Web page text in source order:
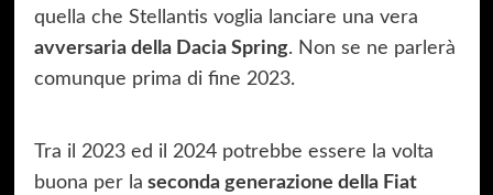
quella che Stellantis voglia lanciare una vera
avversaria della Dacia Spring. Non se ne parlerà
comunque prima di fine 2023.
Tra il 2023 ed il 2024 potrebbe essere la volta
buona per la seconda generazione della Fiat